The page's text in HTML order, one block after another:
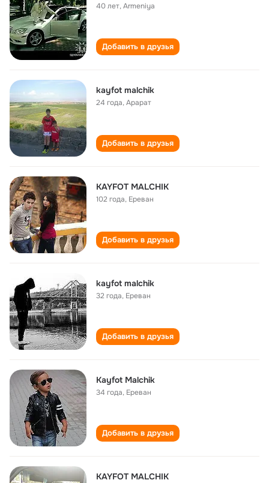
40 лет,Armeniya
Добавить в друзья
kayfot malchik
24 года,Арарат
Добавить в друзья
KAYFOT MALCHIK
102 года, Ереван
Добавить в друзья
kayfot malchik
32 года, Ереван
Добавить в друзья
Kayfot Malchik
34 года, Ереван
Добавить в друзья
KAYFOT MALCHIK